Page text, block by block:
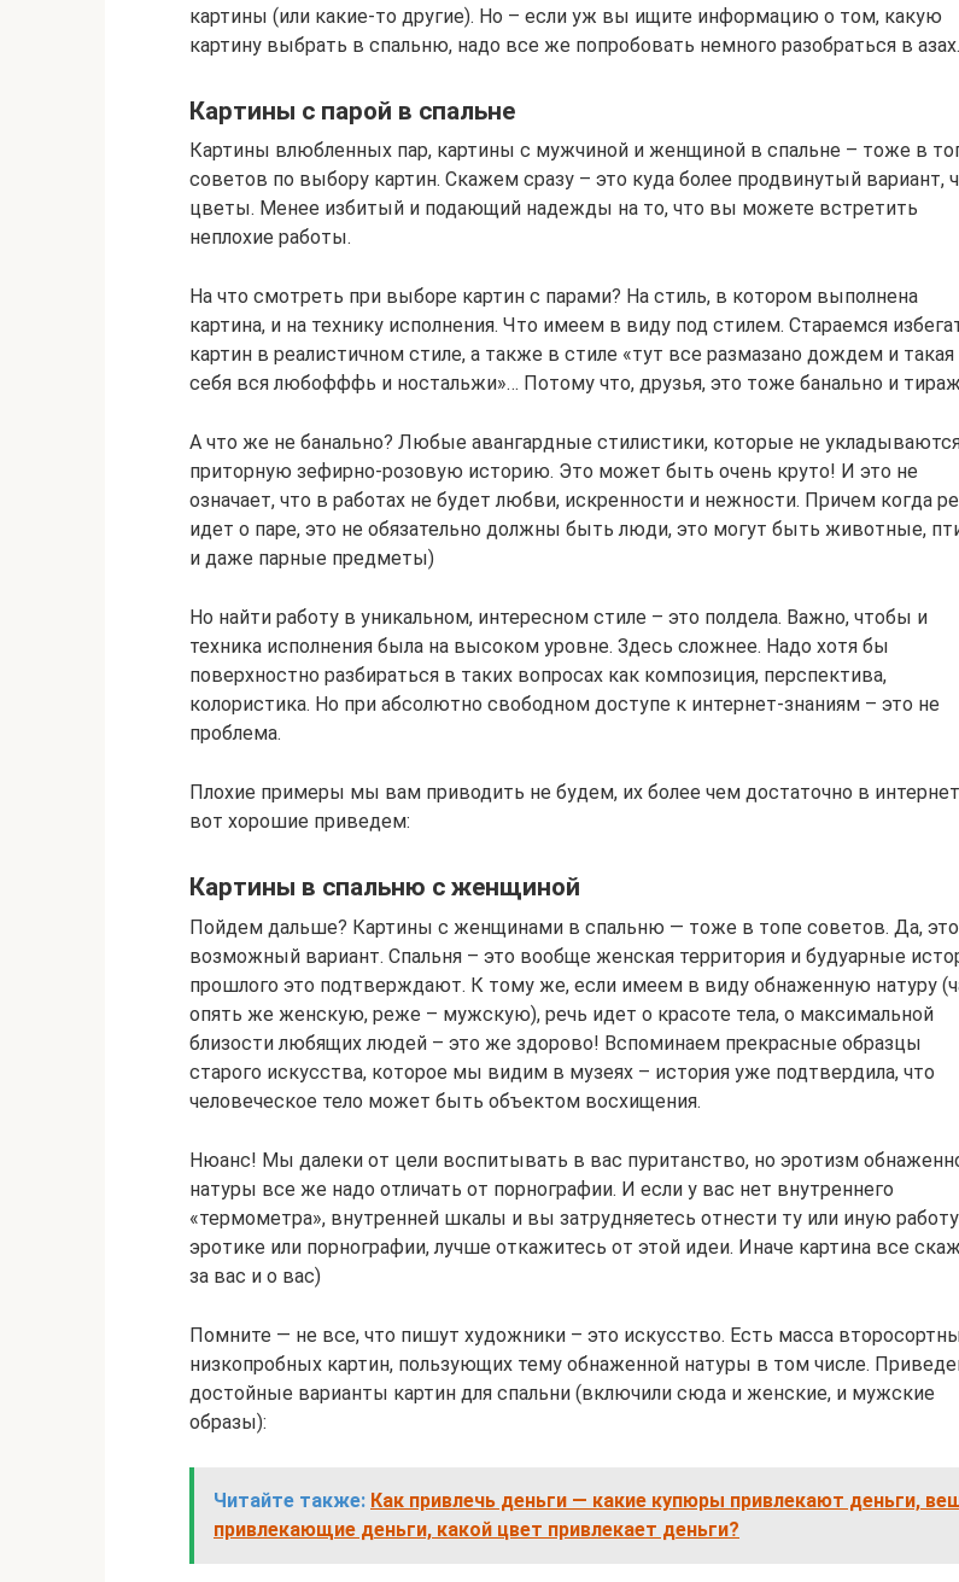
картины (или какие-то другие). Но – если уж вы ищите информацию о том, какую
картину выбрать в спальню, надо все же попробовать немного разобраться в азах.
Картины с парой в спальне
Картины влюбленных пар, картины с мужчиной и женщиной в спальне – тоже в
советов по выбору картин. Скажем сразу – это куда более продвинутый вариант,
цветы. Менее избитый и подающий надежды на то, что вы можете встретить
неплохие работы.
На что смотреть при выборе картин с парами? На стиль, в котором выполнена
картина, и на технику исполнения. Что имеем в виду под стилем. Стараемся
картин в реалистичном стиле, а также в стиле «тут все размазано дождем и такая
себя вся любофффь и ностальжи»… Потому что, друзья, это тоже банально и
А что же не банально? Любые авангардные стилистики, которые не
приторную зефирно-розовую историю. Это может быть очень круто! И это не
означает, что в работах не будет любви, искренности и нежности. Причем когда
идет о паре, это не обязательно должны быть люди, это могут быть животные,
и даже парные предметы)
Но найти работу в уникальном, интересном стиле – это полдела. Важно, чтобы и
техника исполнения была на высоком уровне. Здесь сложнее. Надо хотя бы
поверхностно разбираться в таких вопросах как композиция, перспектива,
колористика. Но при абсолютно свободном доступе к интернет-знаниям – это не
проблема.
Плохие примеры мы вам приводить не будем, их более чем достаточно в
вот хорошие приведем:
Картины в спальню с женщиной
Пойдем дальше? Картины с женщинами в спальню — тоже в топе советов. Да, это
возможный вариант. Спальня – это вообще женская территория и будуарные
прошлого это подтверждают. К тому же, если имеем в виду обнаженную натуру
опять же женскую, реже – мужскую), речь идет о красоте тела, о максимальной
близости любящих людей – это же здорово! Вспоминаем прекрасные образцы
старого искусства, которое мы видим в музеях – история уже подтвердила, что
человеческое тело может быть объектом восхищения.
Нюанс! Мы далеки от цели воспитывать в вас пуританство, но эротизм
натуры все же надо отличать от порнографии. И если у вас нет внутреннего
«термометра», внутренней шкалы и вы затрудняетесь отнести ту или иную
эротике или порнографии, лучше откажитесь от этой идеи. Иначе картина все
за вас и о вас)
Помните — не все, что пишут художники – это искусство. Есть масса
низкопробных картин, пользующих тему обнаженной натуры в том числе.
достойные варианты картин для спальни (включили сюда и женские, и мужские
образы):
Читайте также: Как привлечь деньги — какие купюры привлекают деньги,
привлекающие деньги, какой цвет привлекает деньги?